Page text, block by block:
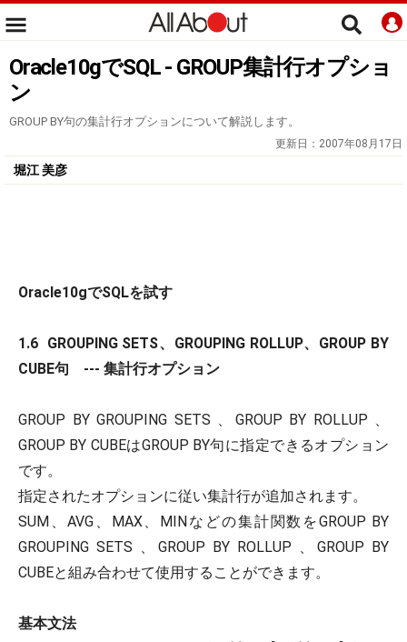
Oracle10gでSQL - GROUP集計行オプショ
ン
GROUP BY句の集計行オプションについて解説します。
更新日： 2007年08月17日
堀江 美彦
Oracle10gでSQLを試す
1.6 GROUPING SETS、GROUPING ROLLUP、GROUP BY
CUBE句 --- 集計行オプション
GROUP BY GROUPING SETS 、GROUP BY ROLLUP 、
GROUP BY CUBEはGROUP BY句に指定できるオプション
です。
指定されたオプションに従い集計行が追加されます。
SUM、AVG、MAX、MINなどの集計関数をGROUP BY
GROUPING SETS 、GROUP BY ROLLUP 、GROUP BY
CUBEと組み合わせて使用することができます。
基本文法